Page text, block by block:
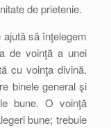
de prietenie.
să înţelegem
de voinţă a unei
cu voinţa divină.
binele general şi
bune. O voinţă
bune; trebuie